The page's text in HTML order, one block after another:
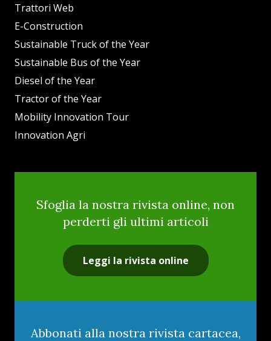
Trattori Web
E-Construction
Sustainable Truck of the Year
Sustainable Bus of the Year
Diesel of the Year
Tractor of the Year
Mobility Innovation Tour
Innovation Agri
Sfoglia la nostra rivista online, non
perderti gli ultimi articoli
Leggi la rivista online
Abbonati alla nostra rivista cartacea,